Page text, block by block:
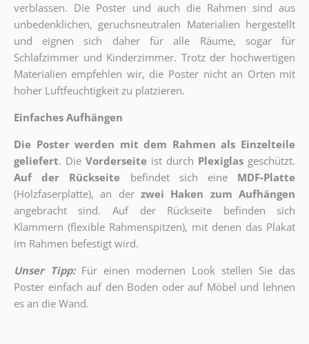
verblassen. Die Poster und auch die Rahmen sind aus
unbedenklichen, geruchsneutralen Materialien hergestellt
und eignen sich daher für alle Räume, sogar für
Schlafzimmer und Kinderzimmer. Trotz der hochwertigen
Materialien empfehlen wir, die Poster nicht an Orten mit
hoher Luftfeuchtigkeit zu platzieren.
Einfaches Aufhängen
Die Poster werden mit dem Rahmen als Einzelteile
geliefert. Die Vorderseite ist durch Plexiglas geschützt.
Auf der Rückseite
befindet sich eine
MDF-Platte
(Holzfaserplatte), an der zwei Haken zum Aufhängen
angebracht sind.
Auf der Rückseite befinden sich
Klammern (flexible Rahmenspitzen), mit denen das Plakat
im Rahmen befestigt wird.
Unser Tipp: Für einen modernen Look stellen Sie das
Poster einfach auf den Boden oder auf Möbel und lehnen
es an die Wand.